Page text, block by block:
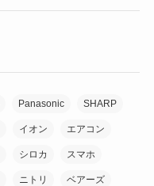
Panasonic SHARP
イオン エアコン
シロカ スマホ
ニトリ ベアーズ